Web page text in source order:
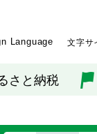
Language 文字サ
さと納税